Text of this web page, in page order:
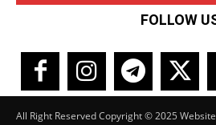
FOLLOW
All Right Reserved Copyright © 2025